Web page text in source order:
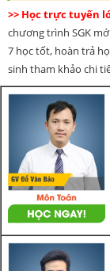
>> Học trực tuyến
chương trình SGK
7 học tốt, hoàn trả
sinh tham khảo chi